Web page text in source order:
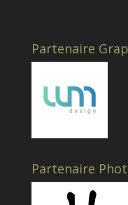
Partenaire
Partenaire